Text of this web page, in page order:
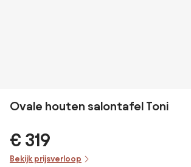
Ovale houten salontafel Toni
€ 319
Bekijk prijsverloop